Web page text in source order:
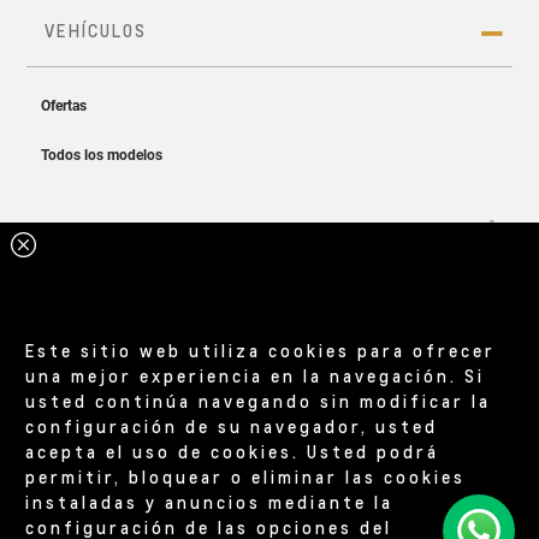
Equilibra el rendimiento y la eficiencia.
dual puede funcionar como un cargador rápido
(carga del 30% al 80% en hasta 35 minutos usando
un enchufe industrial) o un cargador lento (carga del
20% al 100% en 16,5 horas usando un enchufe
convencional), lo que lo hace ideal mantener la
batería de tuSpark EUVsiempre preparada, sin
Este sitio web utiliza cookies para ofrecer
una mejor experiencia en la navegación. Si
usted continúa navegando sin modificar la
configuración de su navegador, usted
acepta el uso de cookies. Usted podrá
permitir, bloquear o eliminar las cookies
instaladas y anuncios mediante la
configuración de las opciones del